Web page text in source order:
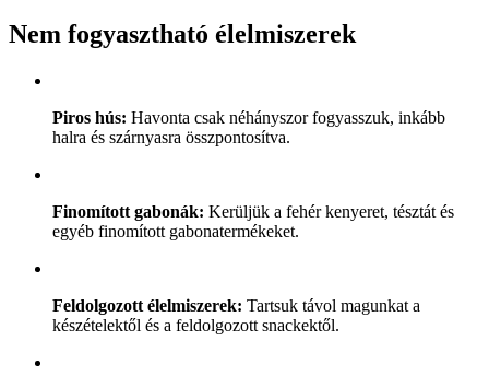
Nem fogyasztható élelmiszerek
Piros hús: Havonta csak néhányszor fogyasszuk, inkább
halra és szárnyasra összpontosítva.
Finomított gabonák: Kerüljük a fehér kenyeret, tésztát és
egyéb finomított gabonatermékeket.
Feldolgozott élelmiszerek: Tartsuk távol magunkat a
készételektől és a feldolgozott snackektől.